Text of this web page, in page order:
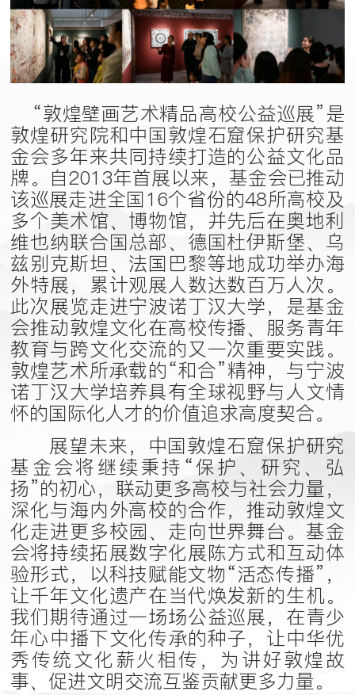
“敦煌壁画艺术精品高校公益巡展”是
敦煌研究院和中国敦煌石窟保护研究基
金会多年来共同持续打造的公益文化品
牌。自2013年首展以来，基金会已推动
该巡展走进全国16个省份的48所高校及
多个美术馆、博物馆，并先后在奥地利
维也纳联合国总部、德国杜伊斯堡、乌
兹别克斯坦、法国巴黎等地成功举办海
外特展，累计观展人数达数百万人次。
此次展览走进宁波诺丁汉大学，是基金
会推动敦煌文化在高校传播、服务青年
教育与跨文化交流的又一次重要实践。
敦煌艺术所承载的“和合”精神，与宁波
诺丁汉大学培养具有全球视野与人文情
怀的国际化人才的价值追求高度契合。
展望未来，中国敦煌石窟保护研究
基金会将继续秉持“保护、研究、弘
扬”的初心，联动更多高校与社会力量，
深化与海内外高校的合作，推动敦煌文
化走进更多校园、走向世界舞台。基金
会将持续拓展数字化展陈方式和互动体
验形式，以科技赋能文物“活态传播”，
让千年文化遗产在当代焕发新的生机。
我们期待通过一场场公益巡展，在青少
年心中播下文化传承的种子，让中华优
秀传统文化薪火相传，为讲好敦煌故
事、促进文明交流互鉴贡献更多力量。